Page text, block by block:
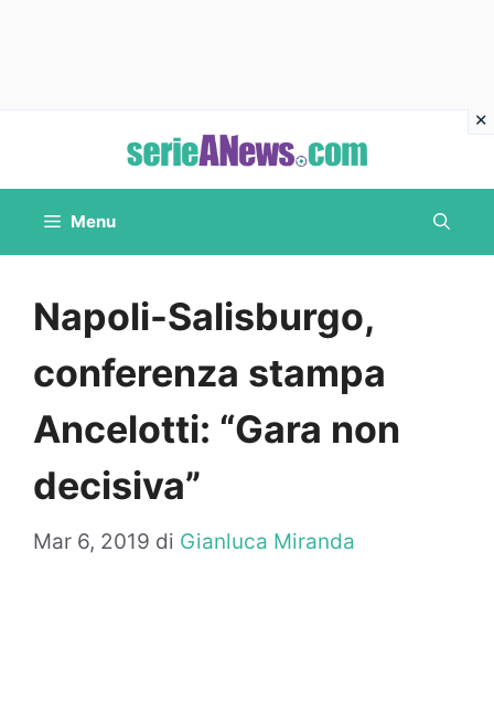
contenuto
Menu
Napoli-Salisburgo,
conferenza stampa
Ancelotti: “Gara non
decisiva”
Mar 6, 2019 di Gianluca Miranda